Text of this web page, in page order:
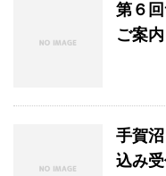
第６
ご案内
手賀
込み受